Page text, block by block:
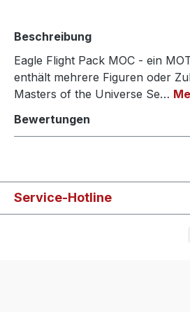
Beschreibung
Eagle Flight Pack MOC - ein
enthält mehrere Figuren oder
Masters of the Universe Se…
Bewertungen
Service-Hotline